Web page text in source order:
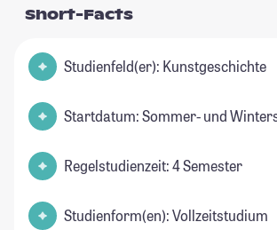
Short-Facts
Studienfeld(er): Kunstgeschichte
Startdatum: Sommer- und
Regelstudienzeit: 4 Semester
Studienform(en): Vollzeitstudium